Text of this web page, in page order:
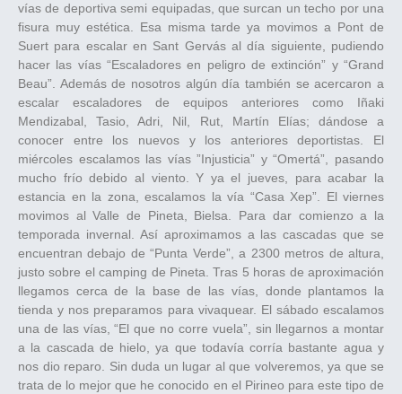
vías de deportiva semi equipadas, que surcan un techo por una
fisura muy estética. Esa misma tarde ya movimos a Pont de
Suert para escalar en Sant Gervás al día siguiente, pudiendo
hacer las vías “Escaladores en peligro de extinción” y “Grand
Beau”. Además de nosotros algún día también se acercaron a
escalar escaladores de equipos anteriores como Iñaki
Mendizabal, Tasio, Adri, Nil, Rut, Martín Elías; dándose a
conocer entre los nuevos y los anteriores deportistas. El
miércoles escalamos las vías ”Injusticia” y “Omertá”, pasando
mucho frío debido al viento. Y ya el jueves, para acabar la
estancia en la zona, escalamos la vía “Casa Xep”. El viernes
movimos al Valle de Pineta, Bielsa. Para dar comienzo a la
temporada invernal. Así aproximamos a las cascadas que se
encuentran debajo de “Punta Verde”, a 2300 metros de altura,
justo sobre el camping de Pineta. Tras 5 horas de aproximación
llegamos cerca de la base de las vías, donde plantamos la
tienda y nos preparamos para vivaquear. El sábado escalamos
una de las vías, “El que no corre vuela”, sin llegarnos a montar
a la cascada de hielo, ya que todavía corría bastante agua y
nos dio reparo. Sin duda un lugar al que volveremos, ya que se
trata de lo mejor que he conocido en el Pirineo para este tipo de